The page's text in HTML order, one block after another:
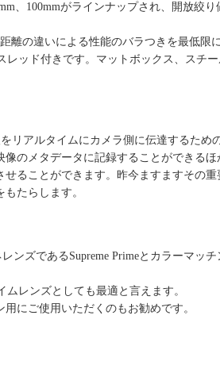
、100mmがラインナップされ、開放絞
離の違いによる性能のバラつきを最低限
レッド付きです。マットボックス、スチ
リアルタイムにカメラ側に伝達するた
のメタデータに記録することができる
ることができます。昨今ますますその
たらします。
ンズであるSupreme Primeとカラーマッ
ムレンズとしても最適と言えます。
にご使用いただくのもお勧めです。